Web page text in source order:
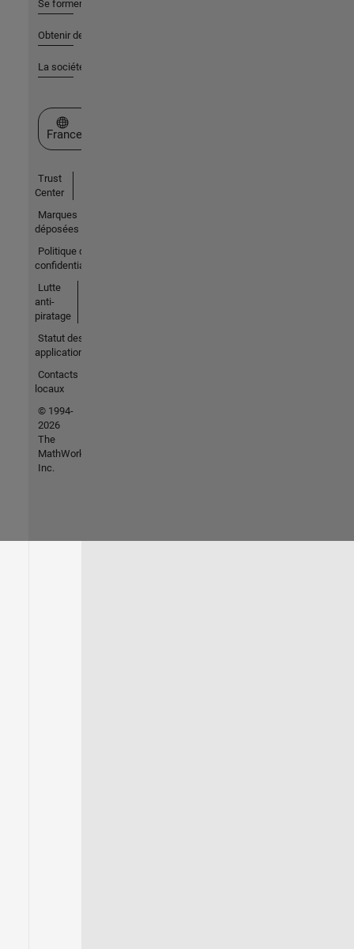
Se former
Obtenir de l'aide
La société
Sélectionner un site web
France
Trust
Center
Marques
déposées
Politique de
confidentialité
Lutte
anti-
piratage
Statut des
applications
Contacts
locaux
© 1994-
2026
The
MathWorks,
Inc.